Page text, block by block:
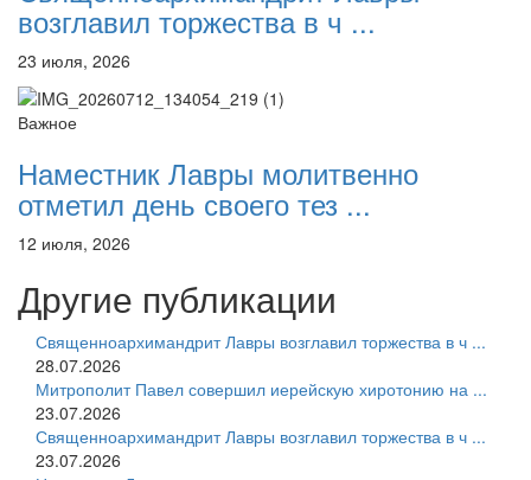
возглавил торжества в ч ...
23 июля, 2026
Важное
Наместник Лавры молитвенно
отметил день своего тез ...
12 июля, 2026
Другие публикации
Священноархимандрит Лавры возглавил торжества в ч ...
28.07.2026
Митрополит Павел совершил иерейскую хиротонию на ...
23.07.2026
Священноархимандрит Лавры возглавил торжества в ч ...
23.07.2026